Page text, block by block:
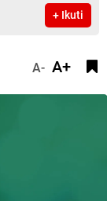
+ Ikuti
A- A+